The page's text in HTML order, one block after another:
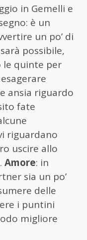
in Gemelli e
è un
un po’ di
possibile,
quinte per
ansia riguardo
fate
riguardano
uscire allo
Amore: in
sia un po’
delle
i puntini
migliore